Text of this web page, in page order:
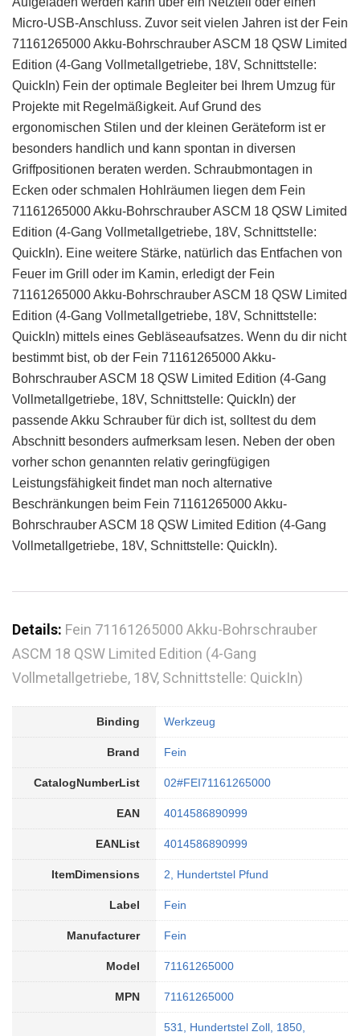
Micro-USB-Anschluss. Zuvor seit vielen Jahren ist der Fein
71161265000 Akku-Bohrschrauber ASCM 18 QSW Limited
Edition (4-Gang Vollmetallgetriebe, 18V, Schnittstelle:
QuickIn) Fein der optimale Begleiter bei Ihrem Umzug für
Projekte mit Regelmäßigkeit. Auf Grund des
ergonomischen Stilen und der kleinen Geräteform ist er
besonders handlich und kann spontan in diversen
Griffpositionen beraten werden. Schraubmontagen in
Ecken oder schmalen Hohlräumen liegen dem Fein
71161265000 Akku-Bohrschrauber ASCM 18 QSW Limited
Edition (4-Gang Vollmetallgetriebe, 18V, Schnittstelle:
QuickIn). Eine weitere Stärke, natürlich das Entfachen von
Feuer im Grill oder im Kamin, erledigt der Fein
71161265000 Akku-Bohrschrauber ASCM 18 QSW Limited
Edition (4-Gang Vollmetallgetriebe, 18V, Schnittstelle:
QuickIn) mittels eines Gebläseaufsatzes. Wenn du dir nicht
bestimmt bist, ob der Fein 71161265000 Akku-
Bohrschrauber ASCM 18 QSW Limited Edition (4-Gang
Vollmetallgetriebe, 18V, Schnittstelle: QuickIn) der
passende Akku Schrauber für dich ist, solltest du dem
Abschnitt besonders aufmerksam lesen. Neben der oben
vorher schon genannten relativ geringfügigen
Leistungsfähigkeit findet man noch alternative
Beschränkungen beim Fein 71161265000 Akku-
Bohrschrauber ASCM 18 QSW Limited Edition (4-Gang
Vollmetallgetriebe, 18V, Schnittstelle: QuickIn).
Details: Fein 71161265000 Akku-Bohrschrauber
ASCM 18 QSW Limited Edition (4-Gang
Vollmetallgetriebe, 18V, Schnittstelle: QuickIn)
Binding Werkzeug
Brand Fein
CatalogNumberList 02#FEI71161265000
EAN 4014586890999
EANList 4014586890999
ItemDimensions 2, Hundertstel Pfund
Label Fein
Manufacturer Fein
Model 71161265000
MPN 71161265000
531, Hundertstel Zoll, 1850,